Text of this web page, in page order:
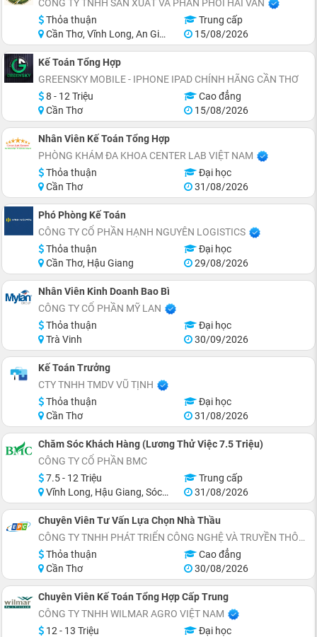
CÔNG TY TNHH SẢN XUẤT VÀ PHÂN PHỐI HẢI VÂN
Thỏa thuận
Trung cấp
Cần Thơ, Vĩnh Long, An Giang, Kiên Giang, Đồng Tháp, Hậu Giang
15/08/2026
Kế Toán Tổng Hợp
GREENSKY MOBILE - IPHONE IPAD CHÍNH HÃNG CẦN THƠ
8 - 12 Triệu
Cao đẳng
Cần Thơ
15/08/2026
Nhân Viên Kế Toán Tổng Hợp
PHÒNG KHÁM ĐA KHOA CENTER LAB VIỆT NAM
Thỏa thuận
Đại học
Cần Thơ
31/08/2026
Phó Phòng Kế Toán
CÔNG TY CỔ PHẦN HẠNH NGUYÊN LOGISTICS
Thỏa thuận
Đại học
Cần Thơ, Hậu Giang
29/08/2026
Nhân Viên Kinh Doanh Bao Bì
CÔNG TY CỔ PHẦN MỸ LAN
Thỏa thuận
Đại học
Trà Vinh
30/09/2026
Kế Toán Trưởng
CTY TNHH TMDV VŨ TỊNH
Thỏa thuận
Đại học
Cần Thơ
31/08/2026
Chăm Sóc Khách Hàng (Lương Thử Việc 7.5 Triệu)
CÔNG TY CỔ PHẦN BMC
7.5 - 12 Triệu
Trung cấp
Vĩnh Long, Hậu Giang, Sóc Trăng, Miền Nam
31/08/2026
Chuyên Viên Tư Vấn Lựa Chọn Nhà Thầu
CÔNG TY TNHH PHÁT TRIỂN CÔNG NGHỆ VÀ TRUYỀN THÔNG EPC
Thỏa thuận
Cao đẳng
Cần Thơ
30/08/2026
Chuyên Viên Kế Toán Tổng Hợp Cấp Trung
CÔNG TY TNHH WILMAR AGRO VIỆT NAM
12 - 13 Triệu
Đại học